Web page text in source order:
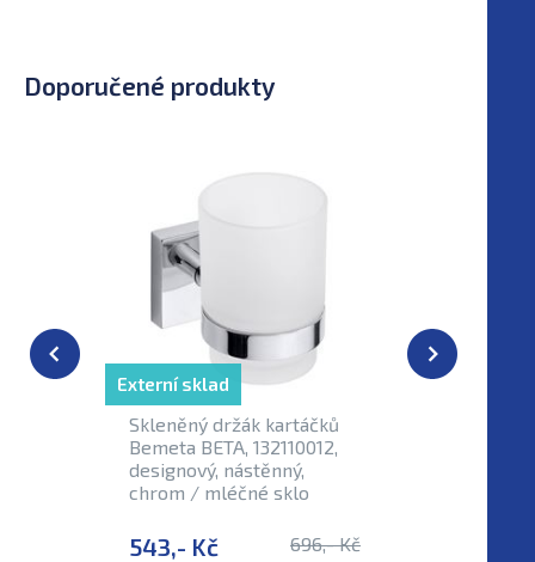
Doporučené produkty
Skleněný držák kartáčků
Bemeta BETA, 132110012,
designový, nástěnný,
chrom / mléčné sklo
543,- Kč 696,- Kč
Externí sklad Externí